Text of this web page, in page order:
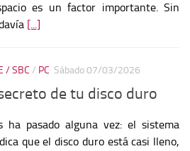
es un factor importante. Sin
[...]
/ SBC / PC Sábado 07/03/2026
de tu disco duro
ha pasado alguna vez: el sistema
que el disco duro está casi lleno,